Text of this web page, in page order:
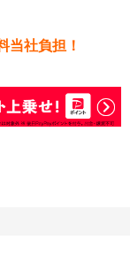
当社負担！